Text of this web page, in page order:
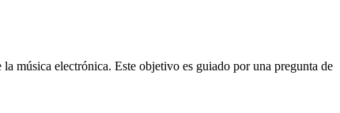
música electrónica. Este objetivo es guiado por una pregunta de